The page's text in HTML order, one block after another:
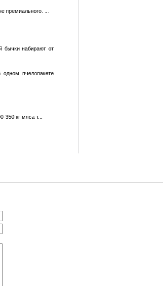
...
бычки набирают от
пчелопакете
кг мяса т...